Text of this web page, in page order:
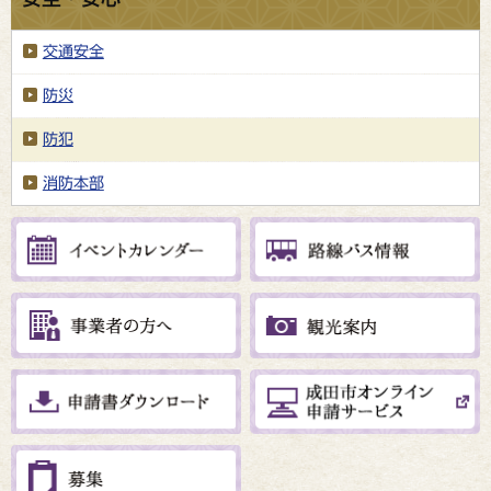
交通安全
防災
防犯
消防本部